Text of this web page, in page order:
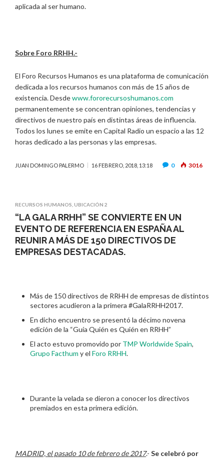
aplicada al ser humano.
Sobre Foro RRHH.-
El Foro Recursos Humanos es una plataforma de comunicación
dedicada a los recursos humanos con más de 15 años de
existencia. Desdewww.fororecursoshumanos.com
permanentemente se concentran opiniones, tendencias y
directivos de nuestro país en distintas áreas de influencia.
Todos los lunes se emite en Capital Radio un espacio a las 12
horas dedicado a las personas y las empresas.
JUAN DOMINGO PALERMO 16 FEBRERO, 2018, 13:18 0 3016
RECURSOS HUMANOS UBICACIÓN 2
“LA GALA RRHH” SE CONVIERTE EN UN
EVENTO DE REFERENCIA EN ESPAÑA AL
REUNIR A MÁS DE 150 DIRECTIVOS DE
EMPRESAS DESTACADAS.
Más de 150 directivos de RRHH de empresas de distintos
sectores acudieron a la primera #GalaRRHH2017.
En dicho encuentro se presentó la décimo novena
edición de la “Guía Quién es Quién en RRHH”
El acto estuvo promovido por TMP Worldwide Spain,
Grupo Facthum y el Foro RRHH.
Durante la velada se dieron a conocer los directivos
premiados en esta primera edición.
MADRID, el pasado 10 de febrero de 2017.- Se celebró por